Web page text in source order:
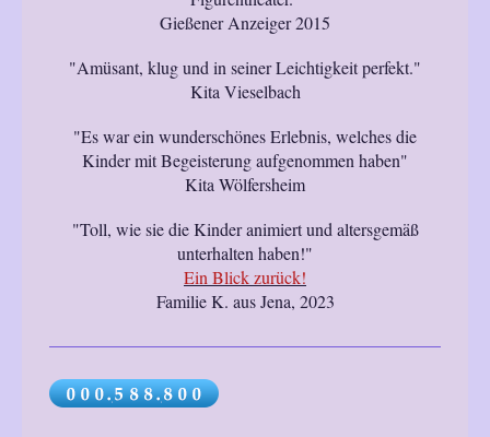
Gießener Anzeiger 2015
"Amüsant, klug und in seiner Leichtigkeit perfekt."
Kita Vieselbach
"Es war ein wunderschönes Erlebnis, welches die
Kinder mit Begeisterung aufgenommen haben"
Kita Wölfersheim
"Toll, wie sie die Kinder animiert und altersgemäß
unterhalten haben!"
Ein Blick zurück!
Familie K. aus Jena, 2023